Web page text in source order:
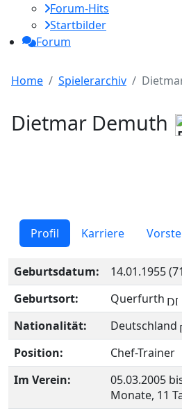
Forum-Hits
Startbilder
Forum
Home Spielerarchiv
Dietmar Demuth
Profil Karriere
Geburtsdatum:
14.01.1955
Geburtsort:
Querfurth
Nationalität:
Deutschland
Position:
Chef-Trainer
Im Verein:
05.03.2005
Monate, 11